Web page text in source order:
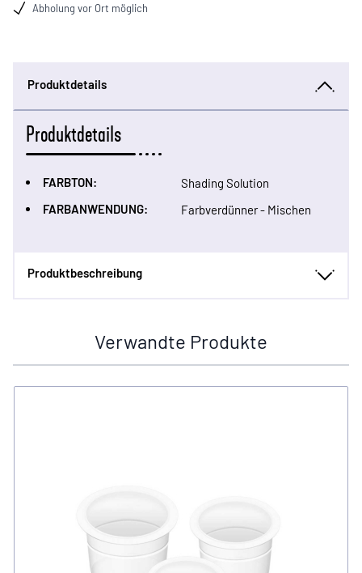
Abholung vor Ort möglich
Produktdetails
Produktdetails
FARBTON:
Shading Solution
FARBANWENDUNG:
Farbverdünner - Mischen
Produktbeschreibung
Verwandte Produkte